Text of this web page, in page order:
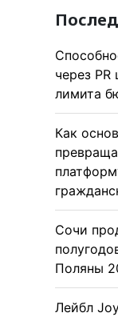
через PR
лимита
Как
Сочи
Поляны
Лейбл